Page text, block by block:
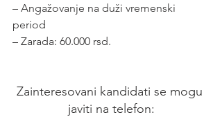
– Angažovanje na duži vremenski
period
– Zarada: 60.000 rsd.
Zainteresovani kandidati se mogu
javiti na telefon: